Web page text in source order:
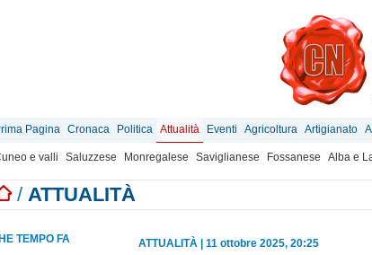
Pagina Cronaca Politica Attualità Eventi Agricoltura Artigianato
e valli Saluzzese Monregalese Saviglianese Fossanese Alba e
/ ATTUALITÀ
TEMPO FA ATTUALITÀ 11 ottobre 2025, 20:25